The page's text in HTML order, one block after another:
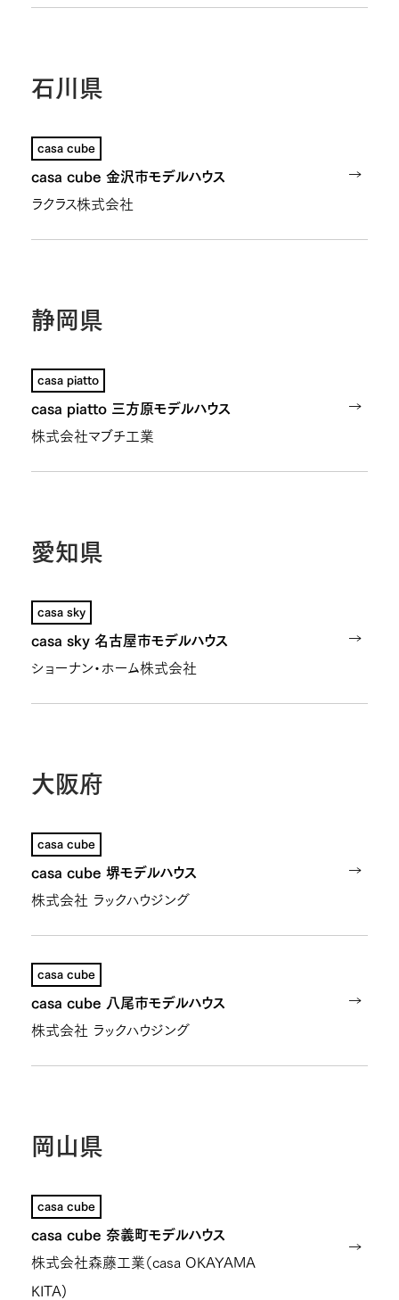
石川県
casa cube
casa cube 金沢市モデルハウス
ラクラス株式会社
静岡県
casa piatto
casa piatto 三方原モデルハウス
株式会社マブチ工業
愛知県
casa sky
casa sky 名古屋市モデルハウス
ショーナン・ホーム株式会社
大阪府
casa cube
casa cube 堺モデルハウス
株式会社 ラックハウジング
casa cube
casa cube 八尾市モデルハウス
株式会社 ラックハウジング
岡山県
casa cube
casa cube 奈義町モデルハウス
株式会社森藤工業（casa OKAYAMA
KITA)